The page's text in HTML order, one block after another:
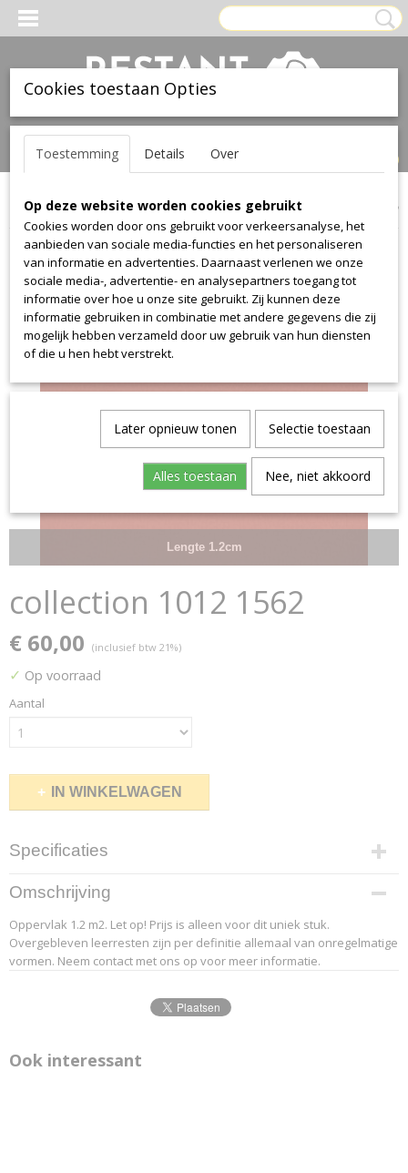
Inloggen Registreren
(0)
Home >Leer>Ohmann>collection 1012>collection 1012 1562
Lengte 1.2cm
collection 1012 1562
€ 60,00 (inclusief btw 21%)
✓ Op voorraad
Aantal
IN WINKELWAGEN
Specificaties
Productcode leverancier
20-3
Omschrijving
Oppervlak 1.2 m2. Let op! Prijs is alleen voor dit uniek stuk.
Overgebleven leerresten zijn per definitie allemaal van onregelmatige
vormen. Neem contact met ons op voor meer informatie.
Ook interessant
Cookies toestaan Opties
Toestemming Details Over
Op deze website worden cookies gebruikt
Cookies worden door ons gebruikt voor verkeersanalyse, het
aanbieden van sociale media-functies en het personaliseren
van informatie en advertenties. Daarnaast verlenen we onze
sociale media-, advertentie- en analysepartners toegang tot
informatie over hoe u onze site gebruikt. Zij kunnen deze
informatie gebruiken in combinatie met andere gegevens die zij
mogelijk hebben verzameld door uw gebruik van hun diensten
of die u hen hebt verstrekt.
Later opnieuw tonen Selectie toestaan
Alles toestaan Nee, niet akkoord